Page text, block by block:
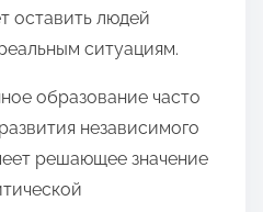
оставить людей
ситуациям.
образование часто
независимого
решающее значение